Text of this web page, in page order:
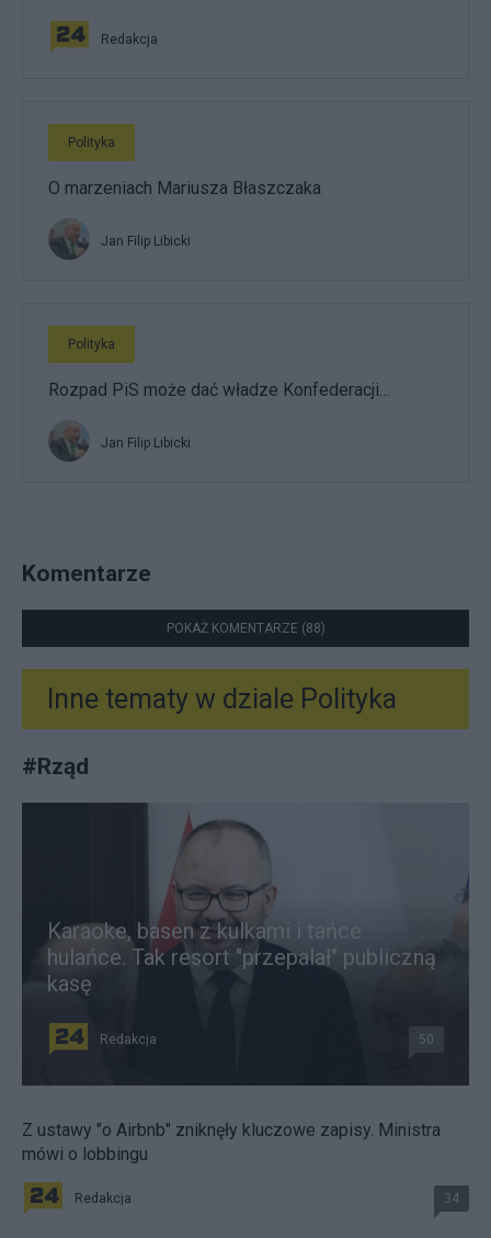
Redakcja
Polityka
O marzeniach Mariusza Błaszczaka
Jan Filip Libicki
Polityka
Rozpad PiS może dać władze Konfederacji…
Jan Filip Libicki
Komentarze
POKAŻ KOMENTARZE (88)
Inne tematy w dziale Polityka
#Rząd
Karaoke, basen z kulkami i tańce
hulańce. Tak resort "przepalał" publiczną
kasę
Redakcja 50
Z ustawy "o Airbnb" zniknęły kluczowe zapisy. Ministra
mówi o lobbingu
Redakcja 34